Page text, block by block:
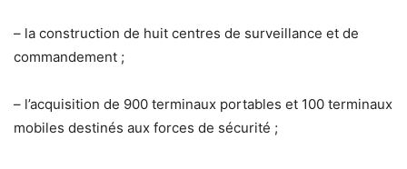
– la construction de huit centres de surveillance et de
commandement ;
– l’acquisition de 900 terminaux portables et 100 terminaux
mobiles destinés aux forces de sécurité ;